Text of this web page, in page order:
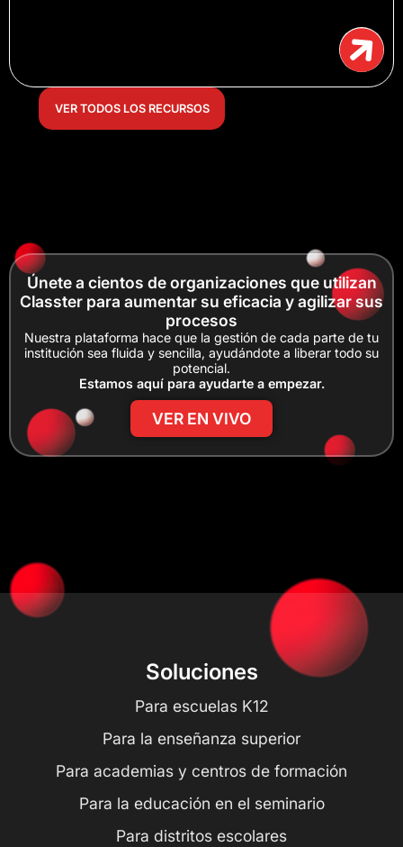
VER TODOS LOS RECURSOS
Únete a cientos de organizaciones que utilizan
Classter para aumentar su eficacia y agilizar sus
procesos
Nuestra plataforma hace que la gestión de cada parte de tu
institución sea fluida y sencilla, ayudándote a liberar todo su
potencial.
Estamos aquí para ayudarte a empezar.
VER EN VIVO
Soluciones
Para escuelas K12
Para la enseñanza superior
Para academias y centros de formación
Para la educación en el seminario
Para distritos escolares